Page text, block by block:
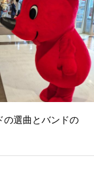
の選曲とバンドの